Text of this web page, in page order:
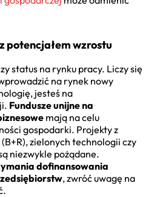
potencjałem wzrostu
status na rynku pracy. Liczy się
na rynek nowy
jesteś na
Fundusze unijne na
mają na celu
gospodarki. Projekty z
zielonych technologii czy
niezwykle pożądane.
dofinansowania
, zwróć uwagę na